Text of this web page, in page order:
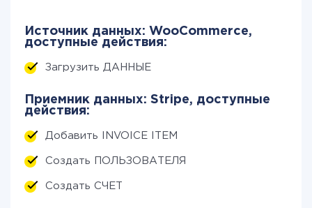
Источник данных: WooCommerce,
доступные действия:
Загрузить ДАННЫЕ
Приемник данных: Stripe, доступные
действия:
Добавить INVOICE ITEM
Создать ПОЛЬЗОВАТЕЛЯ
Создать СЧЕТ